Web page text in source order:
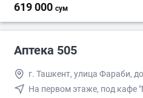
619 000 сум
Аптека 505
г. Ташкент, улица Фараби,
На первом этаже, под кафе